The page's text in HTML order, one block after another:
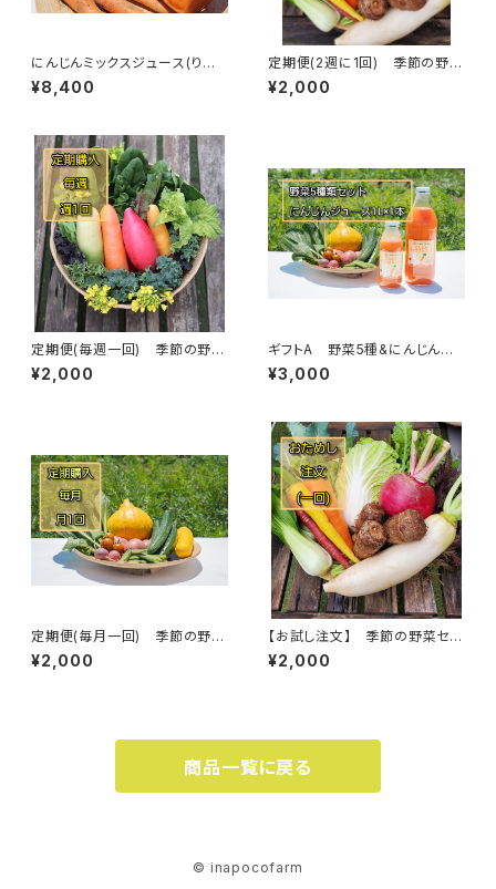
にんじんミックスジュース(りん
ごミックス)1L×6本
¥8,400
定期便(2週に1回) 季節の野菜
セット(農薬・化学肥料不使用栽
培)
¥2,000
定期便(毎週一回) 季節の野菜
セット(野菜7種類)
¥2,000
ギフトA 野菜5種&にんじんジ
ュース1Lセット【お中元、残暑見
舞い、お歳暮、贈り物に!】
¥3,000
定期便(毎月一回) 季節の野菜
セット(農薬・化学肥料不使用栽
培)
¥2,000
【お試し注文】 季節の野菜セッ
ト(農薬・化学肥料不使用栽培)
¥2,000
商品一覧に戻る
© inapocofarm